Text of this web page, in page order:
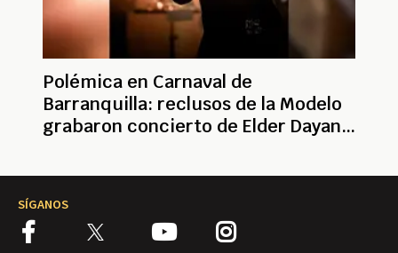
Polémica en Carnaval de
Barranquilla: reclusos de la Modelo
grabaron concierto de Elder Dayan
SÍGANOS